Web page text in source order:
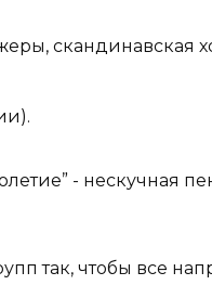
скандинавская
так, чтобы все